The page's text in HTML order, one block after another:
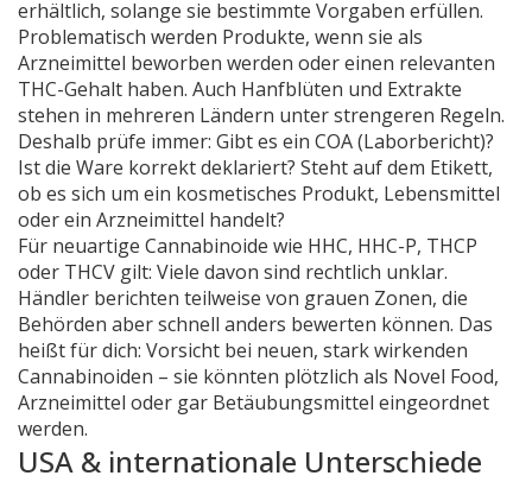
erhältlich, solange sie bestimmte Vorgaben erfüllen.
Problematisch werden Produkte, wenn sie als
Arzneimittel beworben werden oder einen relevanten
THC-Gehalt haben. Auch Hanfblüten und Extrakte
stehen in mehreren Ländern unter strengeren Regeln.
Deshalb prüfe immer: Gibt es ein COA (Laborbericht)?
Ist die Ware korrekt deklariert? Steht auf dem Etikett,
ob es sich um ein kosmetisches Produkt, Lebensmittel
oder ein Arzneimittel handelt?
Für neuartige Cannabinoide wie HHC, HHC-P, THCP
oder THCV gilt: Viele davon sind rechtlich unklar.
Händler berichten teilweise von grauen Zonen, die
Behörden aber schnell anders bewerten können. Das
heißt für dich: Vorsicht bei neuen, stark wirkenden
Cannabinoiden – sie könnten plötzlich als Novel Food,
Arzneimittel oder gar Betäubungsmittel eingeordnet
werden.
USA & internationale Unterschiede